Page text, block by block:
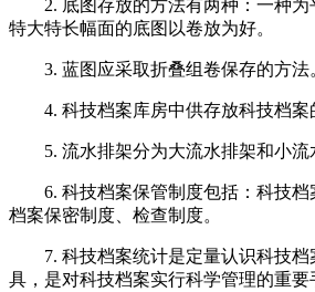
2. 底图存放的方法有两种：一种为
特大特长幅面的底图以卷放为好。
3. 蓝图应采取折叠组卷保存的方法
4. 科技档案库房中供存放科技档案
5. 流水排架分为大流水排架和小流
6. 科技档案保管制度包括：科技档
档案保密制度、检查制度。
7. 科技档案统计是定量认识科技档
具，是对科技档案实行科学管理的重要